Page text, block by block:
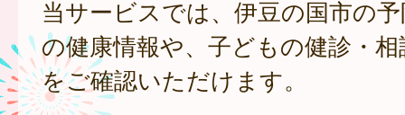
当サービスでは、伊豆の国市の
の健康情報や、子どもの健診・
をご確認いただけます。